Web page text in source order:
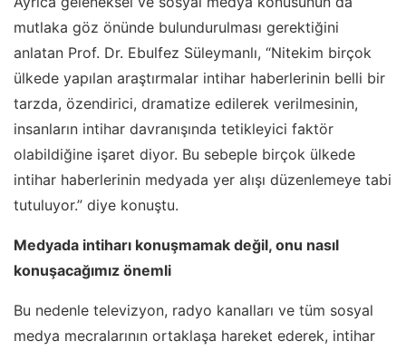
mutlaka göz önünde bulundurulması gerektiğini
anlatan Prof. Dr. Ebulfez Süleymanlı, “Nitekim birçok
ülkede yapılan araştırmalar intihar haberlerinin belli bir
tarzda, özendirici, dramatize edilerek verilmesinin,
insanların intihar davranışında tetikleyici faktör
olabildiğine işaret diyor. Bu sebeple birçok ülkede
intihar haberlerinin medyada yer alışı düzenlemeye tabi
tutuluyor.” diye konuştu.
Medyada intiharı konuşmamak değil, onu nasıl
konuşacağımız önemli
Bu nedenle televizyon, radyo kanalları ve tüm sosyal
medya mecralarının ortaklaşa hareket ederek, intihar